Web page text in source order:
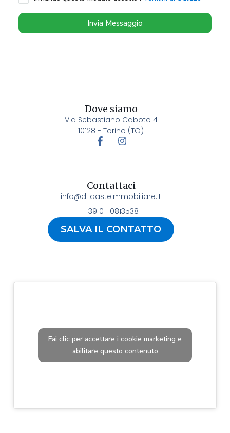
Invia Messaggio
Dove siamo
Via Sebastiano Caboto 4
10128 - Torino (TO)
Contattaci
info@d-dasteimmobiliare.it
+39 011 0813538
SALVA IL CONTATTO
Fai clic per accettare i cookie marketing e
abilitare questo contenuto